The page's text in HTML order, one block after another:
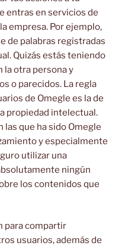
entras en servicios de
empresa. Por ejemplo,
de palabras registradas
Quizás estás teniendo
la otra persona y
o parecidos. La regla
de Omegle es la de
propiedad intelectual.
las que ha sido Omegle
y especialmente
utilizar una
ningún
los contenidos que
para compartir
usuarios, además de